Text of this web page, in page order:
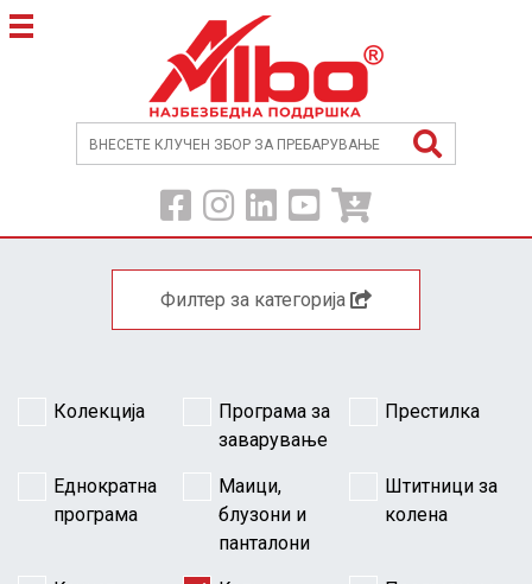
Филтер за категорија
Колекција
Програма за
заварување
Престилка
Еднократна
програма
Маици,
блузони и
панталони
Штитници за
колена